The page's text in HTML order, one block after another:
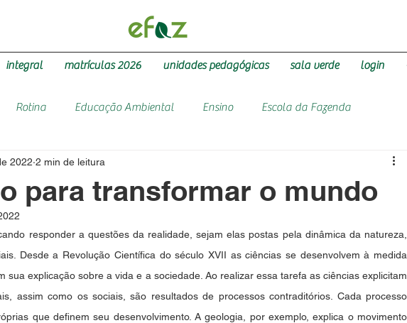
integral matrículas 2026 unidades pedagógicas sala verde login
Rotina Educação Ambiental Ensino Escola da Fazenda
para transformar o mundo
2022 2 min de leitura
responder a questões da realidade, sejam elas postas pela dinâmica da natureza,
Desde a Revolução Científica do século XVII as ciências se desenvolvem à medida
sua explicação sobre a vida e a sociedade. Ao realizar essa tarefa as ciências explicitam
assim como os sociais, são resultados de processos contraditórios. Cada processo
que definem seu desenvolvimento. A geologia, por exemplo, explica o movimento